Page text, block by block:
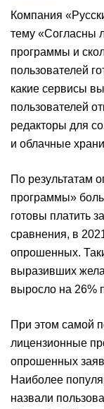
Компания
тему «Согласны
программы и
пользователей
какие сервисы
пользователей
редакторы для
и облачные
По результатам
программы»
готовы платить
сравнения, в
опрошенных.
выразивших
выросло на 26%
При этом самой
лицензионные
опрошенных
Наиболее
назвали